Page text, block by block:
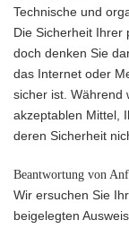
Technische und
Die Sicherheit Ihrer
doch denken Sie
das Internet oder
sicher ist. Während
akzeptablen Mittel,
deren Sicherheit
Beantwortung von
Wir ersuchen Sie
beigelegten